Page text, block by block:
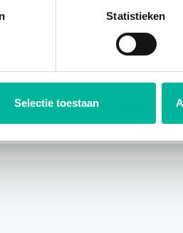
Statistieken
Selectie toestaan
Dit geeft een beter beeld